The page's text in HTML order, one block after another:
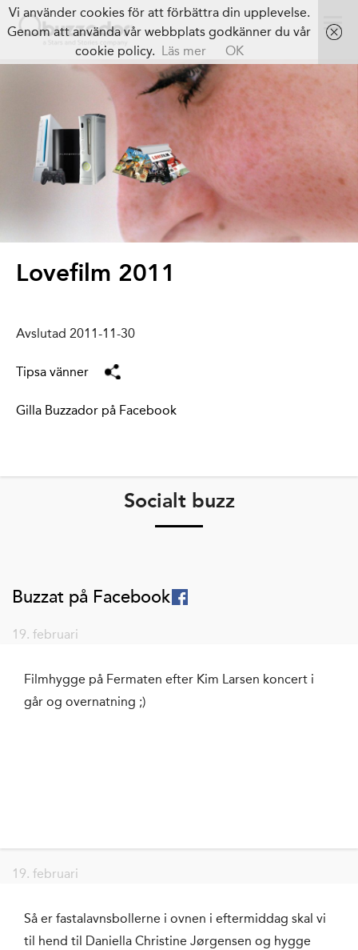
Lovefilm 2011
Avslutad 2011-11-30
Tipsa vänner
Gilla Buzzador på Facebook
Socialt buzz
Buzzat på Facebook
19. februari
Filmhygge på Fermaten efter Kim Larsen koncert i
går og overnatning ;)
19. februari
Så er fastalavnsbollerne i ovnen i eftermiddag skal vi
til hend til Daniella Christine Jørgensen og hygge
Vi använder cookies för att förbättra din upplevelse.
Genom att använda vår webbplats godkänner du vår
cookie policy. Läs mer OK